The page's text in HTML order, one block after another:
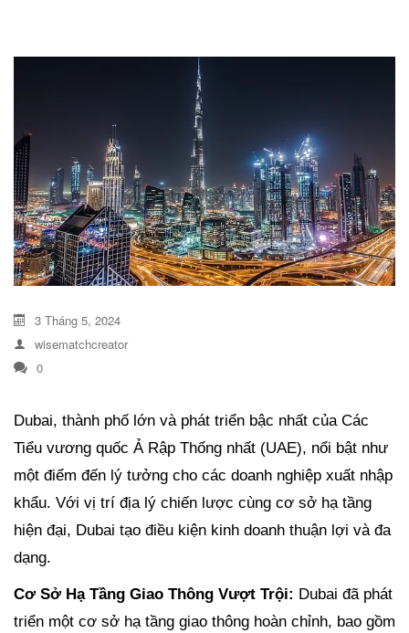
3 Tháng 5, 2024
wisematchcreator
0
Dubai, thành phố lớn và phát triển bậc nhất của Các
Tiểu vương quốc Ả Rập Thống nhất (UAE), nổi bật như
một điểm đến lý tưởng cho các doanh nghiệp xuất nhập
khẩu. Với vị trí địa lý chiến lược cùng cơ sở hạ tầng
hiện đại, Dubai tạo điều kiện kinh doanh thuận lợi và đa
dạng.
Cơ Sở Hạ Tầng Giao Thông Vượt Trội: Dubai đã phát
triển một cơ sở hạ tầng giao thông hoàn chỉnh, bao gồm